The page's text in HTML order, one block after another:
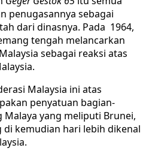
penugasannya sebagai
dari dinasnya. Pada 1964,
tengah melancarkan
sebagai reaksi atas
Malaysia ini atas
penyatuan bagian-
yang meliputi Brunei,
di kemudian hari lebih dikenal